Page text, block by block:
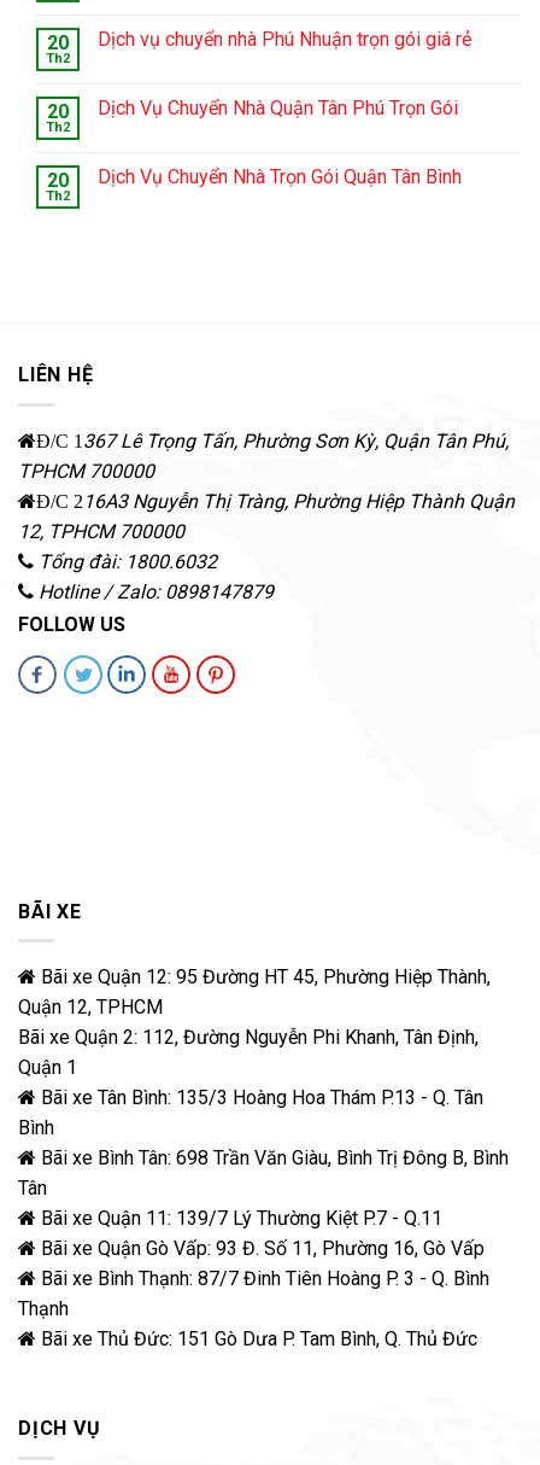
20
Th2
Dịch vụ chuyển nhà Phú Nhuận trọn gói giá rẻ
20
Th2
Dịch Vụ Chuyển Nhà Quận Tân Phú Trọn Gói
20
Th2
Dịch Vụ Chuyển Nhà Trọn Gói Quận Tân Bình
LIÊN HỆ
Đ/C 1 367 Lê Trọng Tấn, Phường Sơn Kỳ, Quận Tân Phú,
TPHCM 700000
Đ/C 2 16A3 Nguyễn Thị Tràng, Phường Hiệp Thành Quận
12, TPHCM 700000
Tổng đài: 1800.6032
Hotline / Zalo: 0898147879
FOLLOW US
BÃI XE
Bãi xe Quận 12: 95 Đường HT 45, Phường Hiệp Thành,
Quận 12, TPHCM
Bãi xe Quận 2: 112, Đường Nguyễn Phi Khanh, Tân Định,
Quận 1
Bãi xe Tân Bình: 135/3 Hoàng Hoa Thám P.13 - Q. Tân
Bình
Bãi xe Bình Tân: 698 Trần Văn Giàu, Bình Trị Đông B, Bình
Tân
Bãi xe Quận 11: 139/7 Lý Thường Kiệt P.7 - Q.11
Bãi xe Quận Gò Vấp: 93 Đ. Số 11, Phường 16, Gò Vấp
Bãi xe Bình Thạnh: 87/7 Đinh Tiên Hoàng P. 3 - Q. Bình
Thạnh
Bãi xe Thủ Đức: 151 Gò Dưa P. Tam Bình, Q. Thủ Đức
DỊCH VỤ